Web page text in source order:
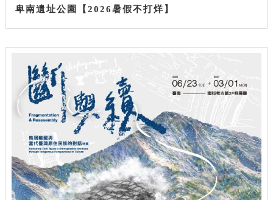
卑南遺址公園【2026暑假不打烊】